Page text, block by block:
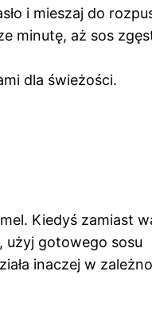
i mieszaj do
minutę, aż sos
dla świeżości.
Kiedyś zamiast
użyj gotowego sosu
inaczej w